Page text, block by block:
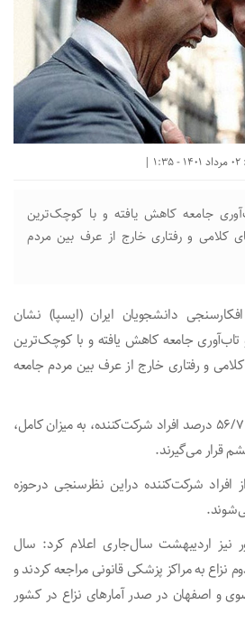
جامعه کاهش یافته و با کوچک‌ترین
و رفتاری خارج از عرف بین مردم
دانشجویان ایران (ایسپا) نشان
جامعه کاهش یافته و با کوچک‌ترین
و رفتاری خارج از عرف بین مردم جامعه
این نظرسنجی نشان می‌دهد ۵۶/٧ درصد افراد شرکت‌کننده، به میزان کامل،
قرار می‌گیرند.
۹/ ۵۷ درصد از افراد شرکت‌کننده دراین نظرسنجی درحوزه
نیز اردیبهشت سال‌جاری اعلام کرد: سال
هزار و ۲۸۳ مصدوم نزاع به مراکز پزشکی قانونی مراجعه کردند و
و اصفهان در صدر آمارهای نزاع در کشور